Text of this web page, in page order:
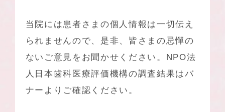
当院には患者さまの個人情報は一切伝え
られませんので、是非、皆さまの忌憚の
ないご意見をお聞かせください。NPO法
人日本⻭科医療評価機構の調査結果はバ
ナーよりご確認ください。